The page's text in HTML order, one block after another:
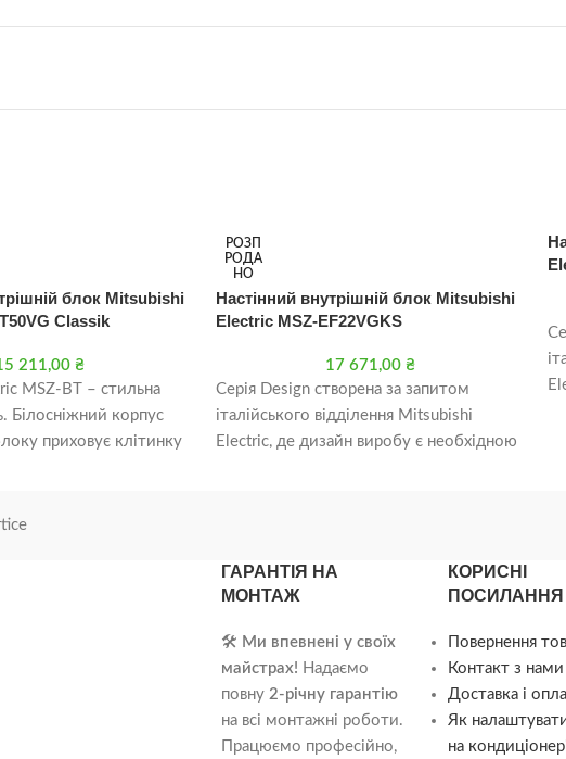
блок Mitsubishi
Classik
211,00 ₴
MSZ-BT – стильна
Білосніжний корпус
приховує клітинку
РОЗП
РОДА
НО
Настінний внутрішній блок Mitsubishi
Electric MSZ-EF22VGKS
17 671,00₴
Серія Design створена за запитом
італійського відділення Mitsubishi
Electric, де дизайн виробу є необхідною
ГАРАНТІЯ НА
МОНТАЖ
🛠️ Ми впевнені у своїх
майстрах! Надаємо
повну 2-річну гарантію
на всі монтажні роботи.
Працюємо професійно,
КОРИСНІ
ПОСИЛАННЯ
Повернення
Контакт з нами
Доставка і
Як
на